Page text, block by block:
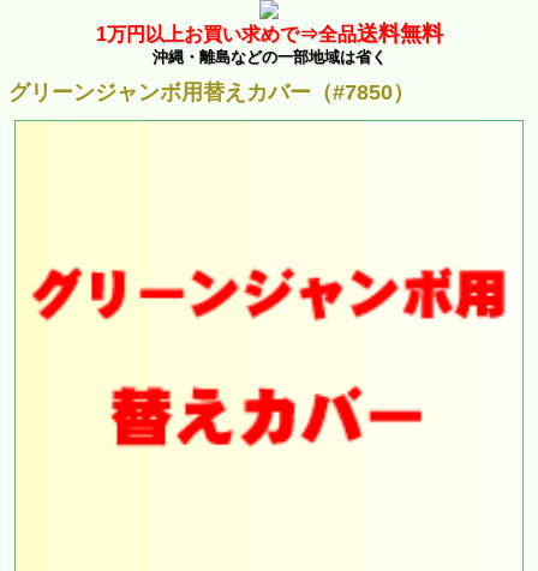
1万円以上お買い求めで⇒全品送料無料
沖縄・離島などの一部地域は省く
グリーンジャンボ用替えカバー（#7850）